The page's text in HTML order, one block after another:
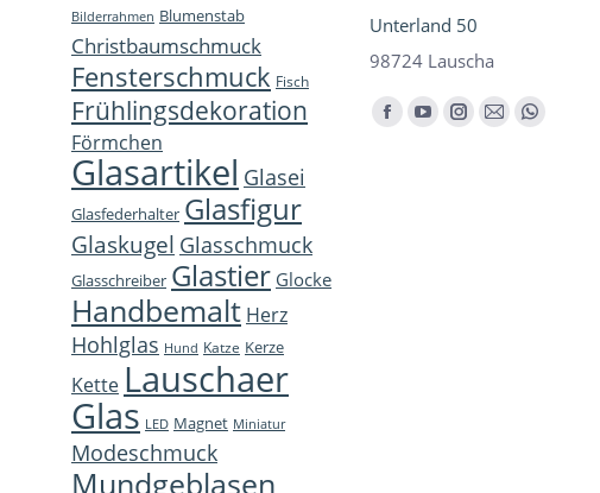
Bilderrahmen Blumenstab
Christbaumschmuck
Fensterschmuck Fisch
Frühlingsdekoration
Förmchen
Glasartikel Glasei
Glasfederhalter Glasfigur
Glaskugel Glasschmuck
Glasschreiber Glastier Glocke
Handbemalt Herz
Hohlglas Hund Katze Kerze
Kette Lauschaer
Glas LED Magnet Miniatur
Modeschmuck
Mundgeblasen
Unterland 50
98724 Lauscha
Finden Sie uns auf:
Facebook
YouTubeInstagram
E-
Whatsapp